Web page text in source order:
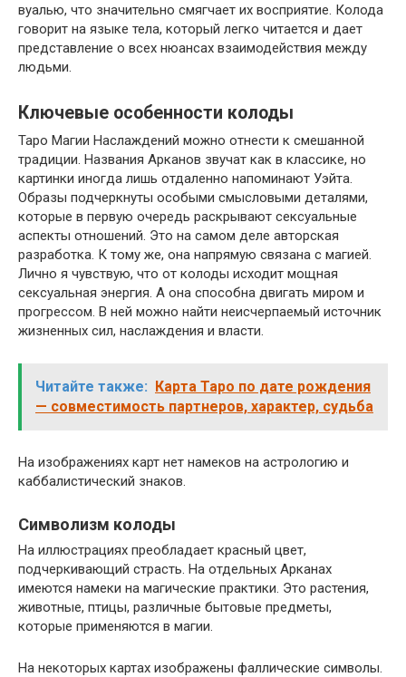
вуалью, что значительно смягчает их восприятие. Колода
говорит на языке тела, который легко читается и дает
представление о всех нюансах взаимодействия между
людьми.
Ключевые особенности колоды
Таро Магии Наслаждений можно отнести к смешанной
традиции. Названия Арканов звучат как в классике, но
картинки иногда лишь отдаленно напоминают Уэйта.
Образы подчеркнуты особыми смысловыми деталями,
которые в первую очередь раскрывают сексуальные
аспекты отношений. Это на самом деле авторская
разработка. К тому же, она напрямую связана с магией.
Лично я чувствую, что от колоды исходит мощная
сексуальная энергия. А она способна двигать миром и
прогрессом. В ней можно найти неисчерпаемый источник
жизненных сил, наслаждения и власти.
Читайте также: Карта Таро по дате рождения
— совместимость партнеров, характер, судьба
На изображениях карт нет намеков на астрологию и
каббалистический знаков.
Символизм колоды
На иллюстрациях преобладает красный цвет,
подчеркивающий страсть. На отдельных Арканах
имеются намеки на магические практики. Это растения,
животные, птицы, различные бытовые предметы,
которые применяются в магии.
На некоторых картах изображены фаллические символы.